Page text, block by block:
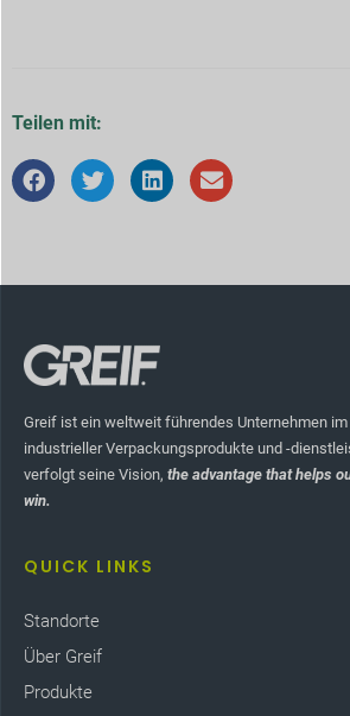
Teilen mit:
Greif ist ein weltweit führendes Unternehmen
industrieller Verpackungsprodukte und -
verfolgt seine Vision, the advantage that helps
win.
QUICK LINKS
Standorte
Über Greif
Produkte